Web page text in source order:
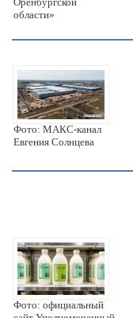
области»
Фото: МАКС-канал
Евгения Солнцева
Фото: официальный